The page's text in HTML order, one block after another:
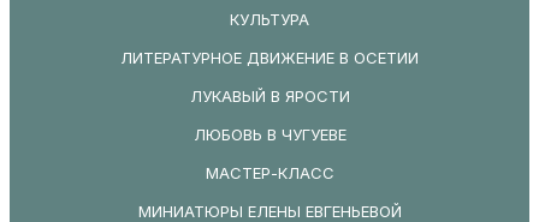
КУЛЬТУРА
ЛИТЕРАТУРНОЕ ДВИЖЕНИЕ В ОСЕТИИ
ЛУКАВЫЙ В ЯРОСТИ
ЛЮБОВЬ В ЧУГУЕВЕ
МАСТЕР-КЛАСС
МИНИАТЮРЫ ЕЛЕНЫ ЕВГЕНЬЕВОЙ